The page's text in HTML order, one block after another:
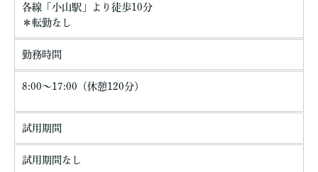
各線「小山駅」より徒歩10分
＊転勤なし
勤務時間
8:00～17:00（休憩120分）
試用期間
試用期間なし